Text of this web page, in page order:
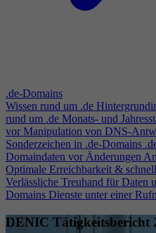
.de-Domains
Wissen rund um .de
rund um .de Monats- und
vor Manipulation von DNS-
Sonderzeichen in .de-Domains
Domaindaten vor Änderungen
Optimale Erreichbarkeit &
Verlässliche Treuhand für Daten
Domains Dienste unter einer
DENIC Tätigkeitsbericht